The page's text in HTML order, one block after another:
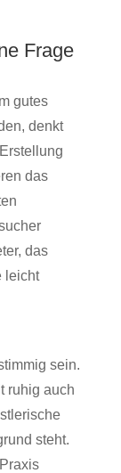
Frage
gutes
denkt
das
das
leicht
sein.
ruhig auch
steht.